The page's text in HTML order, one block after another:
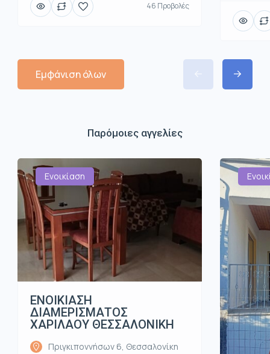
46 Προβολές
Εμφάνιση όλων
Παρόμοιες αγγελίες
Ενοικίαση
ΕΝΟΙΚΙΑΣΗ
ΔΙΑΜΕΡΙΣΜΑΤΟΣ
ΧΑΡΙΛΑΟΥ ΘΕΣΣΑΛΟΝΙΚΗ
Πριγκιποννήσων 6, Θεσσαλονίκη